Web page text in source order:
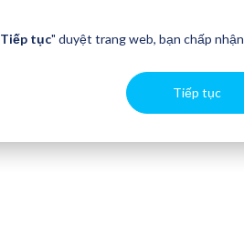
Tiếp tục" duyệt trang web, bạn chấp nhận
Tiếp tục